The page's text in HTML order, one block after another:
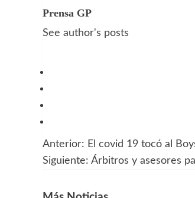
Prensa GP
See author's posts
Navegación
Anterior: El covid 19 tocó al
Siguiente: Árbitros y asesores